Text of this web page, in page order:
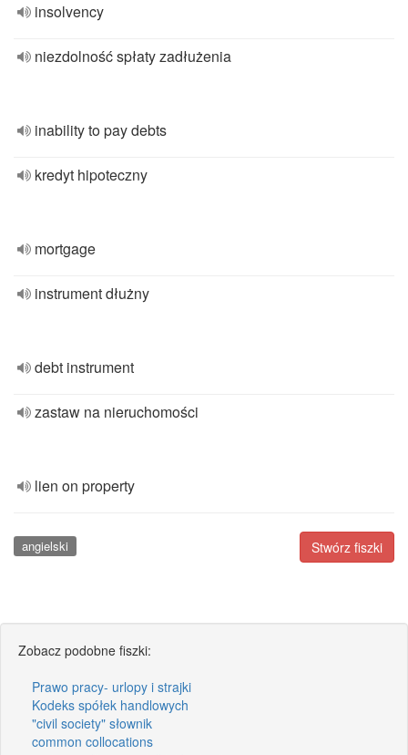
insolvency
niezdolność spłaty zadłużenia
inability to pay debts
kredyt hipoteczny
mortgage
instrument dłużny
debt instrument
zastaw na nieruchomości
lien on property
Stwórz fiszki
angielski
Zobacz podobne fiszki:
Prawo pracy- urlopy i strajki
Kodeks spółek handlowych
"civil society" słownik
common collocations